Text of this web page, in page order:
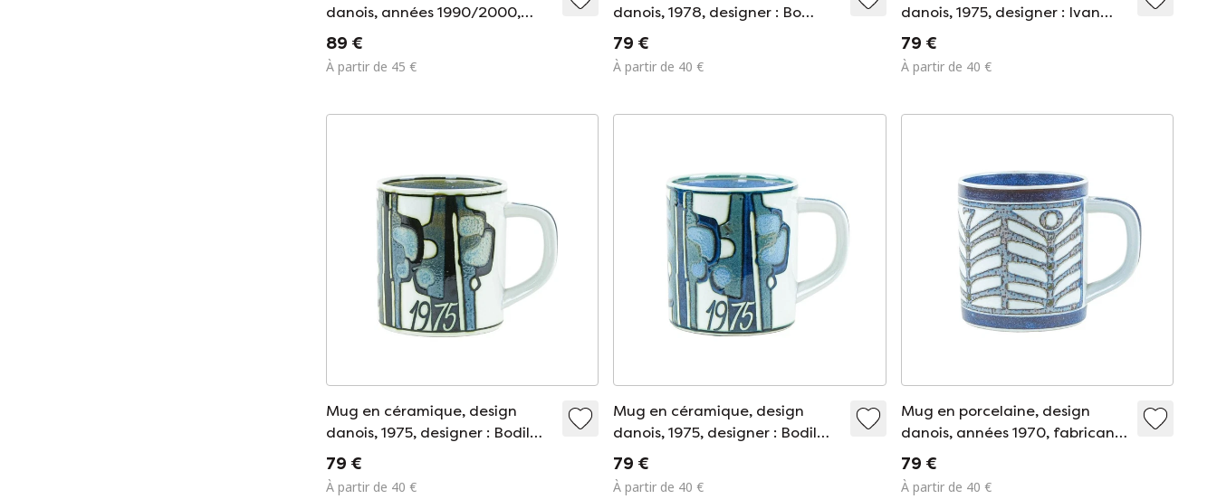
danois, années 1990/2000,
fabricant : Royal Copenhagen
89 €
À partir de 45 €
danois, 1978, designer : Bo
Kristiansen, fabricant : Royal
Copenhagen
79 €
À partir de 40 €
danois, 1975, designer : Ivan
Weiss, fabricant : Royal
Copenhagen
79 €
À partir de 40 €
Mug en céramique, design
danois, 1975, designer : Bodil
Buch, fabricant : Royal
Copenhagen
79 €
À partir de 40 €
Mug en céramique, design
danois, 1975, designer : Bodil
Buch, fabricant : Royal
Copenhagen
79 €
À partir de 40 €
Mug en porcelaine, design
danois, années 1970, fabricant :
Royal Copenhagen
79 €
À partir de 40 €